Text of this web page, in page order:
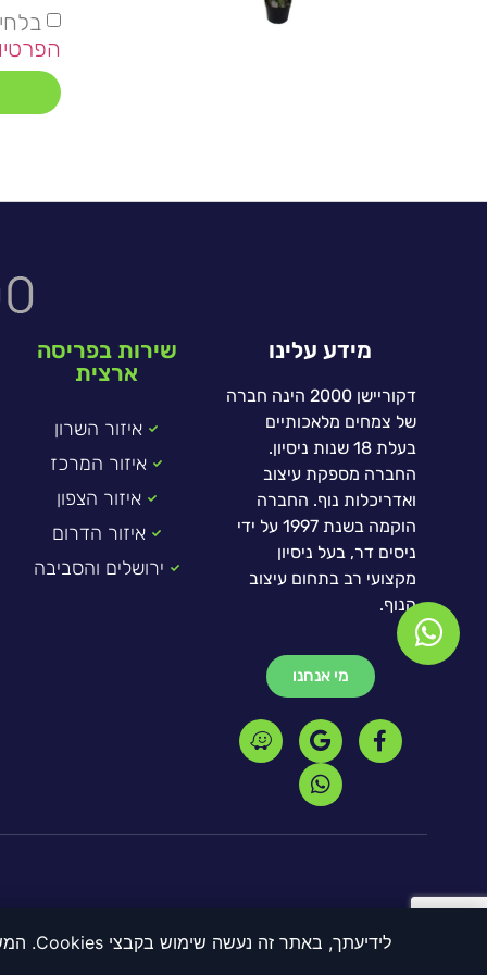
לידיעתך, באתר זה נעשה שימוש בקבצי Cookies. המשך גלישה באתר מהווה הסכמה לשימוש זה. למידע נוסף על
מידע עלינו
דקוריישן 2000 הינה חברה
של צמחים מלאכותיים
בעלת 18 שנות ניסיון.
החברה מספקת עיצוב
ואדריכלות נוף. החברה
הוקמה בשנת 1997 על ידי
ניסים דר, בעל ניסיון
מקצועי רב בתחום עיצוב
הנוף.
מי אנחנו
שירות בפריסה
ארצית
איזור השרון
איזור המרכז
איזור הצפון
איזור הדרום
ירושלים והסביבה